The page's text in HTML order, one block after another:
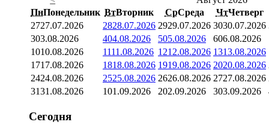
ПнПонедельник ВтВторник СрСреда ЧтЧетверг
2727.07.2026 2828.07.2026 2929.07.2026 3030.07.2026
303.08.2026 404.08.2026 505.08.2026 606.08.2026
1010.08.2026 1111.08.2026 1212.08.2026 1313.08.2026
1717.08.2026 1818.08.2026 1919.08.2026 2020.08.2026
2424.08.2026 2525.08.2026 2626.08.2026 2727.08.2026
3131.08.2026 101.09.2026 202.09.2026 303.09.2026
Сегодня